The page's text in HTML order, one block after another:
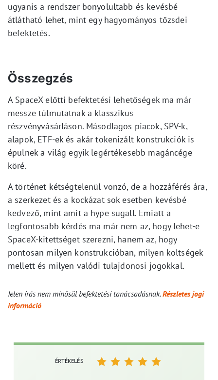
ugyanis a rendszer bonyolultabb és kevésbé
átlátható lehet, mint egy hagyományos tőzsdei
befektetés.
Összegzés
A SpaceX előtti befektetési lehetőségek ma már
messze túlmutatnak a klasszikus
részvényvásárláson. Másodlagos piacok, SPV-k,
alapok, ETF-ek és akár tokenizált konstrukciók is
épülnek a világ egyik legértékesebb magáncége
köré.
A történet kétségtelenül vonzó, de a hozzáférés ára,
a szerkezet és a kockázat sok esetben kevésbé
kedvező, mint amit a hype sugall. Emiatt a
legfontosabb kérdés ma már nem az, hogy lehet-e
SpaceX-kitettséget szerezni, hanem az, hogy
pontosan milyen konstrukcióban, milyen költségek
mellett és milyen valódi tulajdonosi jogokkal.
Jelen írás nem minősül befektetési tanácsadásnak.Részletes jogi
információ
ÉRTÉKELÉS